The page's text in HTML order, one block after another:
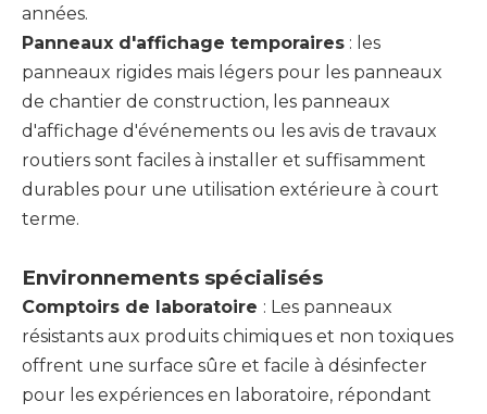
années.
Panneaux d'affichage temporaires : les
panneaux rigides mais légers pour les panneaux
de chantier de construction, les panneaux
d'affichage d'événements ou les avis de travaux
routiers sont faciles à installer et suffisamment
durables pour une utilisation extérieure à court
terme.
Environnements spécialisés
Comptoirs de laboratoire : Les panneaux
résistants aux produits chimiques et non toxiques
offrent une surface sûre et facile à désinfecter
pour les expériences en laboratoire, répondant